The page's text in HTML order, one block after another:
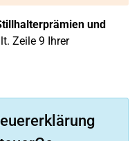
und
lt. Zeile 9 Ihrer